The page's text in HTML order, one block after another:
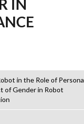
IN
in the Role of
of Gender in Robot